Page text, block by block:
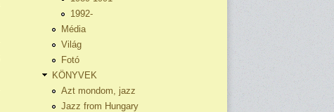
1992-
Média
Világ
Fotó
KÖNYVEK
Azt mondom, jazz
Jazz from Hungary